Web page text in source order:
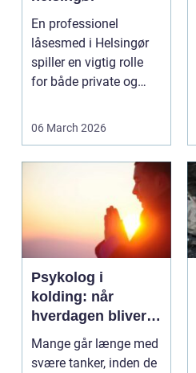
En professionel
låsesmed i Helsingør
spiller en vigtig rolle
for både private og
06 March 2026
Psykolog i
kolding: når
hverdagen bliver
for tung at bære
alene
Mange går længe med
svære tanker, inden de